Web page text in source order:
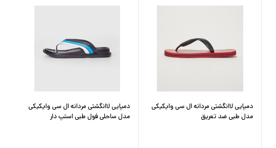
دمپایی لاانگشتی مردانه ال سی وایکیکی
مدل طبی ضد تعریق
دمپایی لاانگشتی مردانه ال سی وایکیکی
مدل ساحلی فول طبی استپ دار